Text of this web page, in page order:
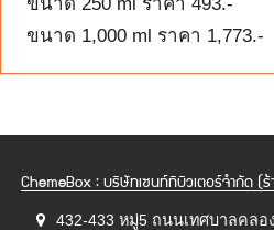
ขนาด 1,000 ml ราคา 1,773.-
ChemeBox : บริษัทเซนท์ทิบิวเตอร์จำกัด (ร้
432-433 หมู่5 ถนนเทศบาลคลอ